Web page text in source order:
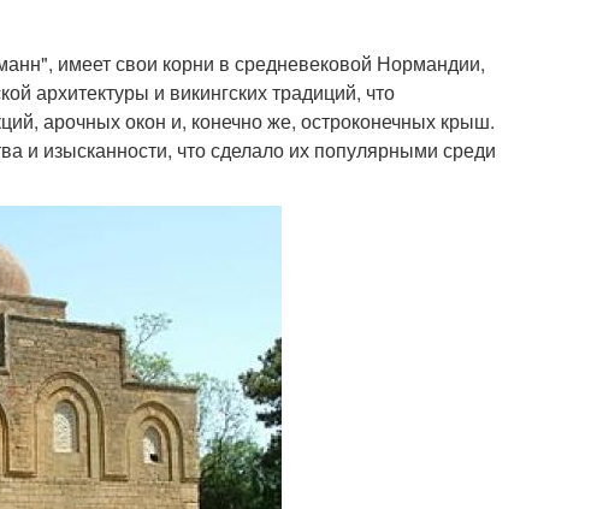
имеет свои корни в средневековой Нормандии,
архитектуры и викингских традиций, что
арочных окон и, конечно же, остроконечных крыш.
и изысканности, что сделало их популярными среди